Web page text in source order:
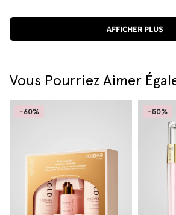
Chargement...
AFFICHER PLUS
Vous Pourriez Aimer
-60% -50%